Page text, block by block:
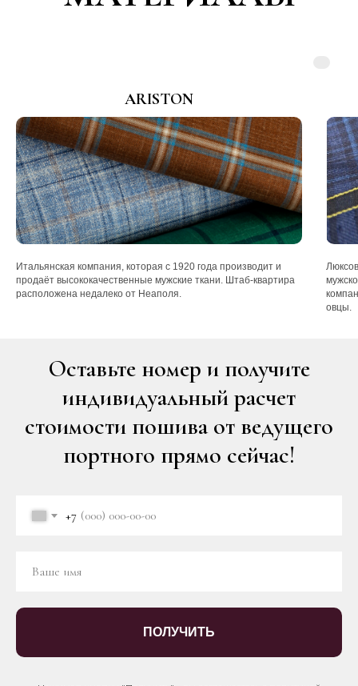
ARISTON
Итальянская компания, которая с 1920 года производит и
продаёт высококачественные мужские ткани. Штаб-квартира
расположена недалеко от Неаполя.
овцы.
Оставьте номер и получите
индивидуальный расчет
стоимости пошива от ведущего
портного прямо сейчас!
+7
ПОЛУЧИТЬ